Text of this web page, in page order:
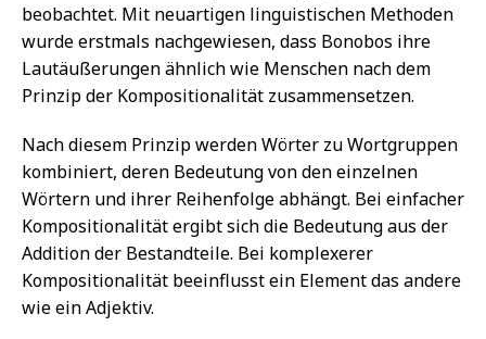
beobachtet. Mit neuartigen linguistischen Methoden
wurde erstmals nachgewiesen, dass Bonobos ihre
Lautäußerungen ähnlich wie Menschen nach dem
Prinzip der Kompositionalität zusammensetzen.
Nach diesem Prinzip werden Wörter zu Wortgruppen
kombiniert, deren Bedeutung von den einzelnen
Wörtern und ihrer Reihenfolge abhängt. Bei einfacher
Kompositionalität ergibt sich die Bedeutung aus der
Addition der Bestandteile. Bei komplexerer
Kompositionalität beeinflusst ein Element das andere
wie ein Adjektiv.